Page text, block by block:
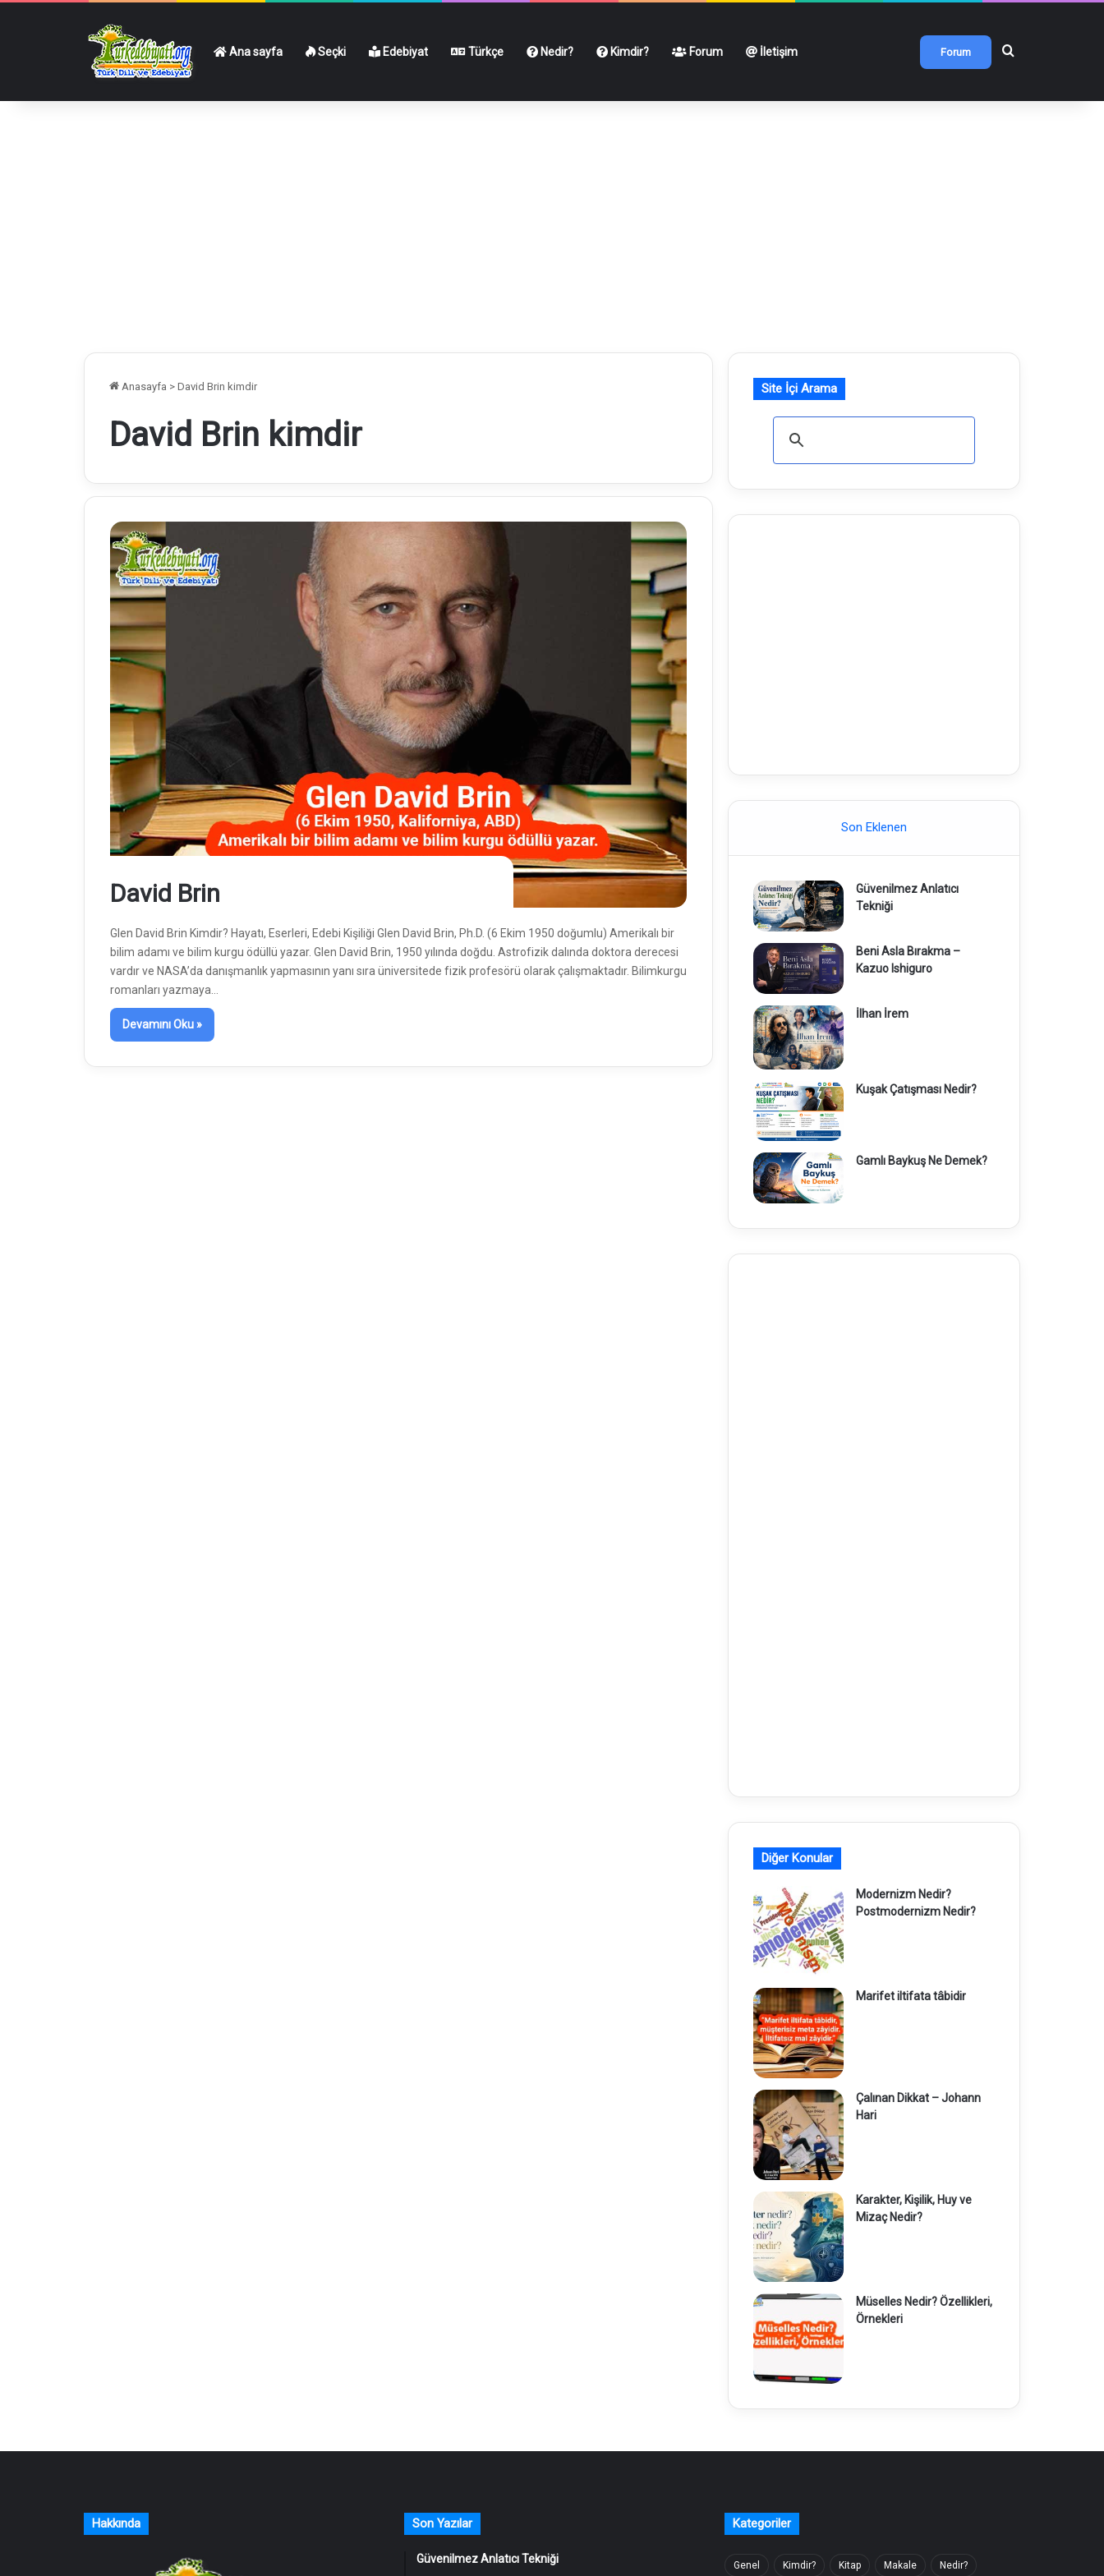
Ana sayfa Seçki Edebiyat Türkçe Nedir? Kimdir? Forum İletişim Forum Arama yap ...
Anasayfa > David Brin kimdir
David Brin kimdir
David Brin
Glen David Brin Kimdir? Hayatı, Eserleri, Edebi Kişiliği Glen David Brin, Ph.D. (6 Ekim 1950 doğumlu) Amerikalı bir
bilim adamı ve bilim kurgu ödüllü yazar. Glen David Brin, 1950 yılında doğdu. Astrofizik dalında doktora derecesi
vardır ve NASA’da danışmanlık yapmasının yanı sıra üniversitede fizik profesörü olarak çalışmaktadır. Bilimkurgu
romanları yazmaya…
Devamını Oku »
Site İçi Arama
Son Eklenen
Güvenilmez Anlatıcı
Tekniği
Beni Asla Bırakma –
Kazuo Ishiguro
İlhan İrem
Kuşak Çatışması Nedir?
Gamlı Baykuş Ne Demek?
Diğer Konular
Modernizm Nedir?
Postmodernizm Nedir?
Marifet iltifata tâbidir
Çalınan Dikkat – Johann
Hari
Karakter, Kişilik, Huy ve
Mizaç Nedir?
Müselles Nedir? Özellikleri,
Örnekleri
Hakkında Son Yazılar
Güvenilmez Anlatıcı Tekniği
Kategoriler
Genel Kimdir? Kitap Makale Nedir?